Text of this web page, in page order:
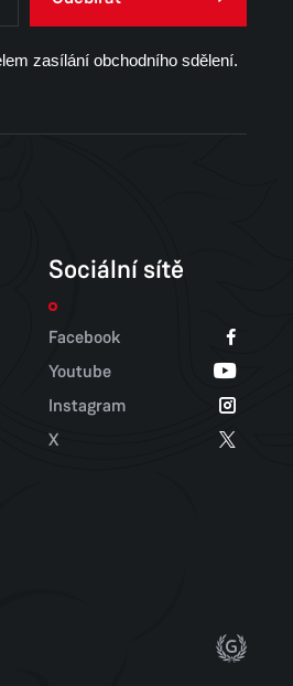
zasílání obchodního sdělení.
Sociální sítě
Facebook
Youtube
Instagram
X